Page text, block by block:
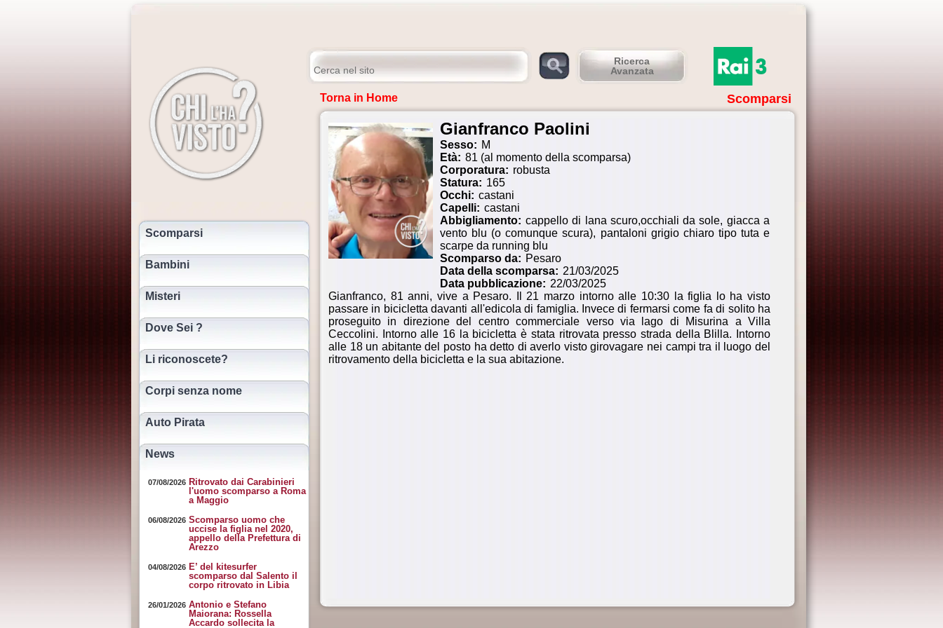
Ricerca
Avanzata
Scomparsi
Bambini
Misteri
Dove Sei ?
Li riconoscete?
Corpi senza nome
Auto Pirata
News
07/08/2026 Ritrovato dai Carabinieri
l'uomo scomparso a Roma
a Maggio
06/08/2026 Scomparso uomo che
uccise la figlia nel 2020,
appello della Prefettura di
Arezzo
04/08/2026 E’ del kitesurfer
scomparso dal Salento il
corpo ritrovato in Libia
26/01/2026 Antonio e Stefano
Maiorana: Rossella
Accardo sollecita la
Torna in Home Scomparsi
Gianfranco Paolini
Sesso: M
Età: 81 (al momento della scomparsa)
Corporatura: robusta
Statura: 165
Occhi: castani
Capelli: castani
Abbigliamento: cappello di lana scuro,occhiali da sole, giacca a
vento blu (o comunque scura), pantaloni grigio chiaro tipo tuta e
scarpe da running blu
Scomparso da: Pesaro
Data della scomparsa: 21/03/2025
Data pubblicazione: 22/03/2025
Gianfranco, 81 anni, vive a Pesaro. Il 21 marzo intorno alle 10:30 la figlia lo ha visto
passare in bicicletta davanti all'edicola di famiglia. Invece di fermarsi come fa di solito ha
proseguito in direzione del centro commerciale verso via lago di Misurina a Villa
Ceccolini. Intorno alle 16 la bicicletta è stata ritrovata presso strada della Blilla. Intorno
alle 18 un abitante del posto ha detto di averlo visto girovagare nei campi tra il luogo del
ritrovamento della bicicletta e la sua abitazione.